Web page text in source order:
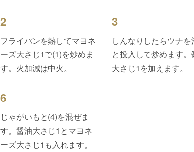
2
フライパンを熱してマヨネ
ーズ大さじ1で(1)を炒めま
す。火加減は中火。
3
しんなりしたらツナを
と投入して炒めます。
大さじ1を加えます。
6
じゃがいもと(4)を混ぜま
す。醤油大さじ1とマヨネ
ーズ大さじ1も入れます。